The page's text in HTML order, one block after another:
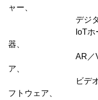
ャー、
デジタルテレ
IoTホームサー
器、
AR／VRアプリ
ア、
ビデオカメラ
フトウェア、